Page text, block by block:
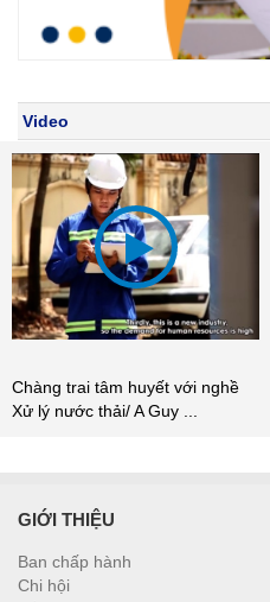
Video
Chàng trai tâm huyết với nghề
Xử lý nước thải/ A Guy ...
GIỚI THIỆU
Ban chấp hành
Chi hội